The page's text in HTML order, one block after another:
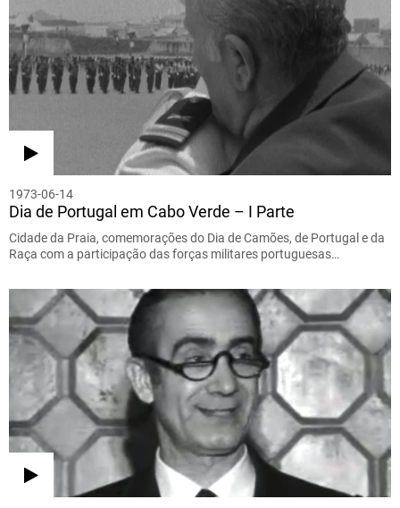
1973-06-14
Dia de Portugal em Cabo Verde – I Parte
Cidade da Praia, comemorações do Dia de Camões, de Portugal e da
Raça com a participação das forças militares portuguesas…